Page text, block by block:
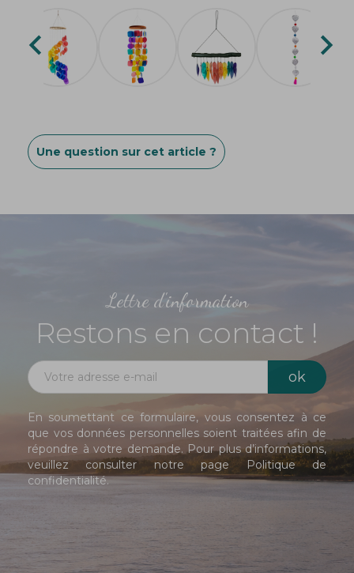
 
Une question sur cet article ?
Lettre d'information
Restons en contact !
En soumettant ce formulaire, vous consentez à ce
que vos données personnelles soient traitées afin de
répondre à votre demande. Pour plus d’informations,
veuillez consulter notre page Politique de
confidentialité.